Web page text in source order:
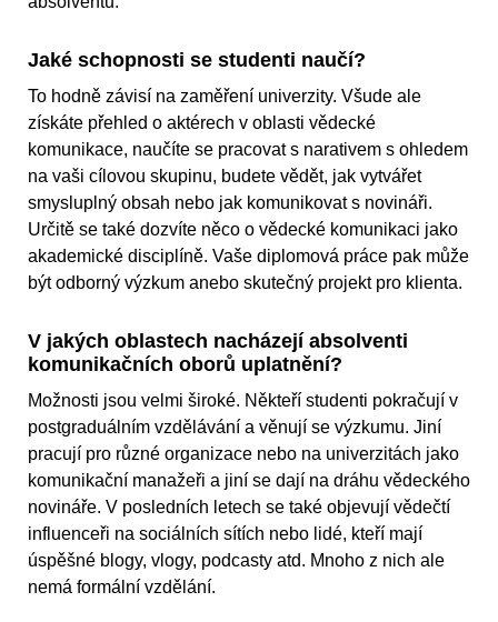
Jaké schopnosti se studenti naučí?
To hodně závisí na zaměření univerzity. Všude ale
získáte přehled o aktérech v oblasti vědecké
komunikace, naučíte se pracovat s narativem s ohledem
na vaši cílovou skupinu, budete vědět, jak vytvářet
smysluplný obsah nebo jak komunikovat s novináři.
Určitě se také dozvíte něco o vědecké komunikaci jako
akademické disciplíně. Vaše diplomová práce pak může
být odborný výzkum anebo skutečný projekt pro klienta.
V jakých oblastech nacházejí absolventi
komunikačních oborů uplatnění?
Možnosti jsou velmi široké. Někteří studenti pokračují v
postgraduálním vzdělávání a věnují se výzkumu. Jiní
pracují pro různé organizace nebo na univerzitách jako
komunikační manažeři a jiní se dají na dráhu vědeckého
novináře. V posledních letech se také objevují vědečtí
influenceři na sociálních sítích nebo lidé, kteří mají
úspěšné blogy, vlogy, podcasty atd. Mnoho z nich ale
nemá formální vzdělání.